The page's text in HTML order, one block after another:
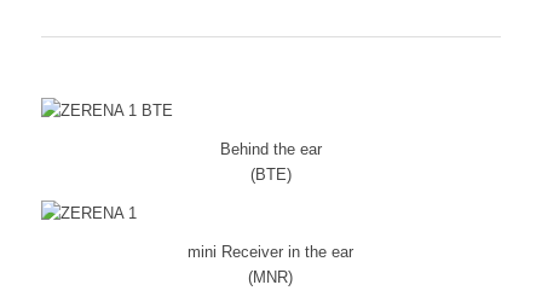
Behind the ear
(BTE)
mini Receiver in the ear
(MNR)